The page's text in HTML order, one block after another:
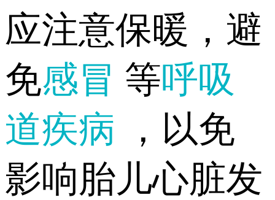
应注意保暖，避
免感冒 等呼吸
道疾病
，以免
影响胎儿心脏发